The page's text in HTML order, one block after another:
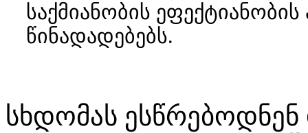
საქმიანობის
წინადადებებს.
სხდომას ესწრებოდნენ